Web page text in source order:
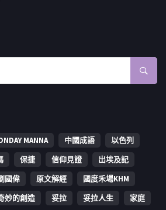
MANNA 中國成語
以色列
保捷 信仰見證
出埃及記
國偉 原文解經
國度禾場KHM
妙的創造 妥拉 妥拉人生 家庭